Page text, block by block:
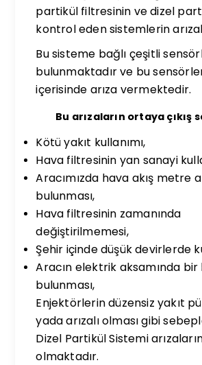
partikül filtresinin ve dizel
kontrol eden sistemlerin
Bu sisteme bağlı çeşitli
bulunmaktadır ve bu
içerisinde arıza vermektedir.
Bu arızaların ortaya çıkış
Kötü yakıt kullanımı,
Hava filtresinin yan sanayi
Aracımızda hava akış metre
bulunması,
Hava filtresinin zamanında
değiştirilmemesi,
Şehir içinde düşük devirlerde
Aracın elektrik aksamında bir
bulunması,
Enjektörlerin düzensiz yakıt
yada arızalı olması gibi
Dizel Partikül Sistemi
olmaktadır.